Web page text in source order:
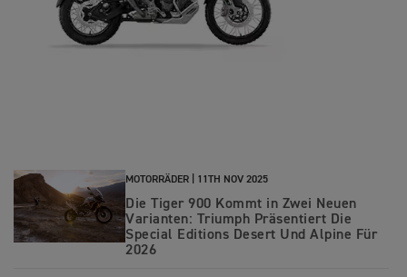
MOTORRÄDER | 11TH NOV 2025
Die Tiger 900 Kommt in Zwei Neuen
Varianten: Triumph Präsentiert Die
Special Editions Desert Und Alpine Für
2026